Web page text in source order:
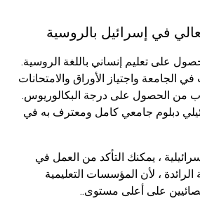
في إسرائيل بالروسية
على تعليم إنساني باللغة الروسية.
3-4 سنوات في الجامعة واجتياز الأوراق والامتحانات
من الحصول على درجة البكالوريوس.
دبلوم جامعي كامل ومعترف به في
، يمكنك التأكد من العمل في
، لأن المؤسسات التعليمية
على أعلى مستوى..